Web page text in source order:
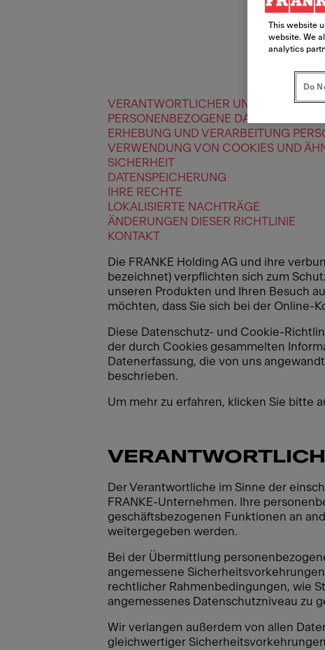
VERANTWORTLICHER UND
PERSONENBEZOGENE DATEN
ERHEBUNG UND VERARBEITUNG
VERWENDUNG VON COOKIES UND
SICHERHEIT
DATENSPEICHERUNG
IHRE RECHTE
LOKALISIERTE NACHTRÄGE
ÄNDERUNGEN DIESER RICHTLINIE
KONTAKT
Die FRANKE Holding AG und ihre
bezeichnet) verpflichten sich zum
unseren Produkten und Ihren Besuch
möchten, dass Sie sich bei der Online-
Diese Datenschutz- und Cookie-
der durch Cookies gesammelten
Datenerfassung, die von uns
beschrieben.
Um mehr zu erfahren, klicken Sie bitte
Der Verantwortliche im Sinne der
FRANKE-Unternehmen. Ihre
geschäftsbezogenen Funktionen an
weitergegeben werden.
Bei der Übermittlung
angemessene
rechtlicher Rahmenbedingungen, wie
angemessenes Datenschutzniveau zu
Wir verlangen außerdem von allen
gleichwertiger
This website
website. We
analytics
Do